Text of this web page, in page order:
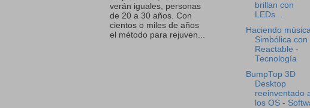
verán iguales, personas
de 20 a 30 años. Con
cientos o miles de años
el método para rejuven...
brillan con
LEDs...
Haciendo
Simbólica con
Reactable -
Tecnología
BumpTop 3D
Desktop
reeinventado
los OS -